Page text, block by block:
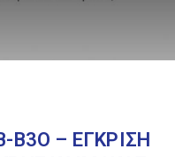
Β3Ο – ΕΓΚΡΙΣΗ